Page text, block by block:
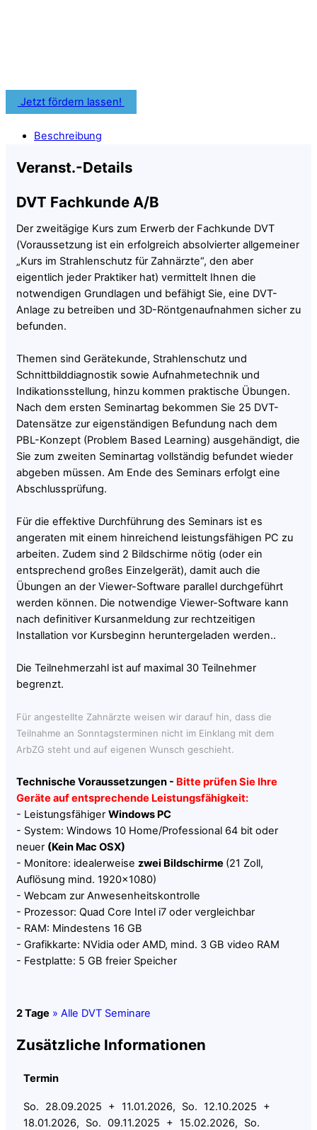
Jetzt fördern lassen!
Beschreibung
Veranst.-Details
DVT Fachkunde A/B
Der zweitägige Kurs zum Erwerb der Fachkunde DVT
(Voraussetzung ist ein erfolgreich absolvierter allgemeiner
„Kurs im Strahlenschutz für Zahnärzte“, den aber
eigentlich jeder Praktiker hat) vermittelt Ihnen die
notwendigen Grundlagen und befähigt Sie, eine DVT-
Anlage zu betreiben und 3D-Röntgenaufnahmen sicher zu
befunden.
Themen sind Gerätekunde, Strahlenschutz und
Schnittbilddiagnostik sowie Aufnahmetechnik und
Indikationsstellung, hinzu kommen praktische Übungen.
Nach dem ersten Seminartag bekommen Sie 25 DVT-
Datensätze zur eigenständigen Befundung nach dem
PBL-Konzept (Problem Based Learning) ausgehändigt, die
Sie zum zweiten Seminartag vollständig befundet wieder
abgeben müssen. Am Ende des Seminars erfolgt eine
Abschlussprüfung.
Für die effektive Durchführung des Seminars ist es
angeraten mit einem hinreichend leistungsfähigen PC zu
arbeiten. Zudem sind 2 Bildschirme nötig (oder ein
entsprechend großes Einzelgerät), damit auch die
Übungen an der Viewer-Software parallel durchgeführt
werden können. Die notwendige Viewer-Software kann
nach definitiver Kursanmeldung zur rechtzeitigen
Installation vor Kursbeginn heruntergeladen werden..
Die Teilnehmerzahl ist auf maximal 30 Teilnehmer
begrenzt.
Für angestellte Zahnärzte weisen wir darauf hin, dass die
Teilnahme an Sonntagsterminen nicht im Einklang mit dem
ArbZG steht und auf eigenen Wunsch geschieht.
Technische Voraussetzungen - Bitte prüfen Sie Ihre
Geräte auf entsprechende Leistungsfähigkeit:
- Leistungsfähiger Windows PC
- System: Windows 10 Home/Professional 64 bit oder
neuer (Kein Mac OSX)
- Monitore: idealerweise zwei Bildschirme (21 Zoll,
Auflösung mind. 1920x1080)
- Webcam zur Anwesenheitskontrolle
- Prozessor: Quad Core Intel i7 oder vergleichbar
- RAM: Mindestens 16 GB
- Grafikkarte: NVidia oder AMD, mind. 3 GB video RAM
- Festplatte: 5 GB freier Speicher
2 Tage » Alle DVT Seminare
Zusätzliche Informationen
Termin
So. 28.09.2025 + 11.01.2026, So. 12.10.2025 +
18.01.2026, So. 09.11.2025 + 15.02.2026, So.